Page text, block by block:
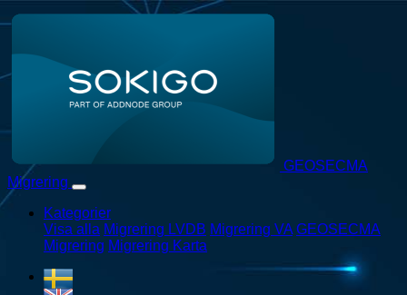
Skip to content
GEOSECMA
Migrering
Kategorier
Visa alla Migrering LVDB Migrering VA GEOSECMA
Migrering Migrering Karta